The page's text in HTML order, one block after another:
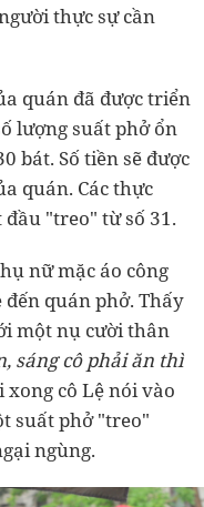
thực sự cần
quán đã được triển
lượng suất phở ổn
bát. Số tiền sẽ được
quán. Các thực
"treo" từ số 31.
nữ mặc áo công
quán phở. Thấy
một nụ cười thân
sáng cô phải ăn thì
xong cô Lệ nói vào
suất phở "treo"
ngùng.